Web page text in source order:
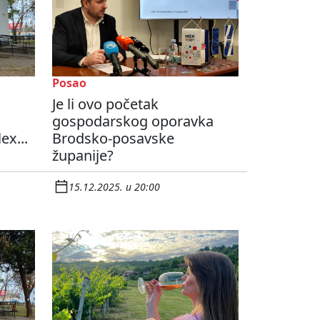
Posao
Je li ovo početak
gospodarskog oporavka
Brodsko-posavske
županije?
15.12.2025. u 20:00